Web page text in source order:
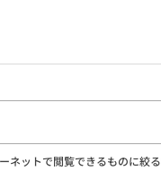
ネットで閲覧できるものに絞る